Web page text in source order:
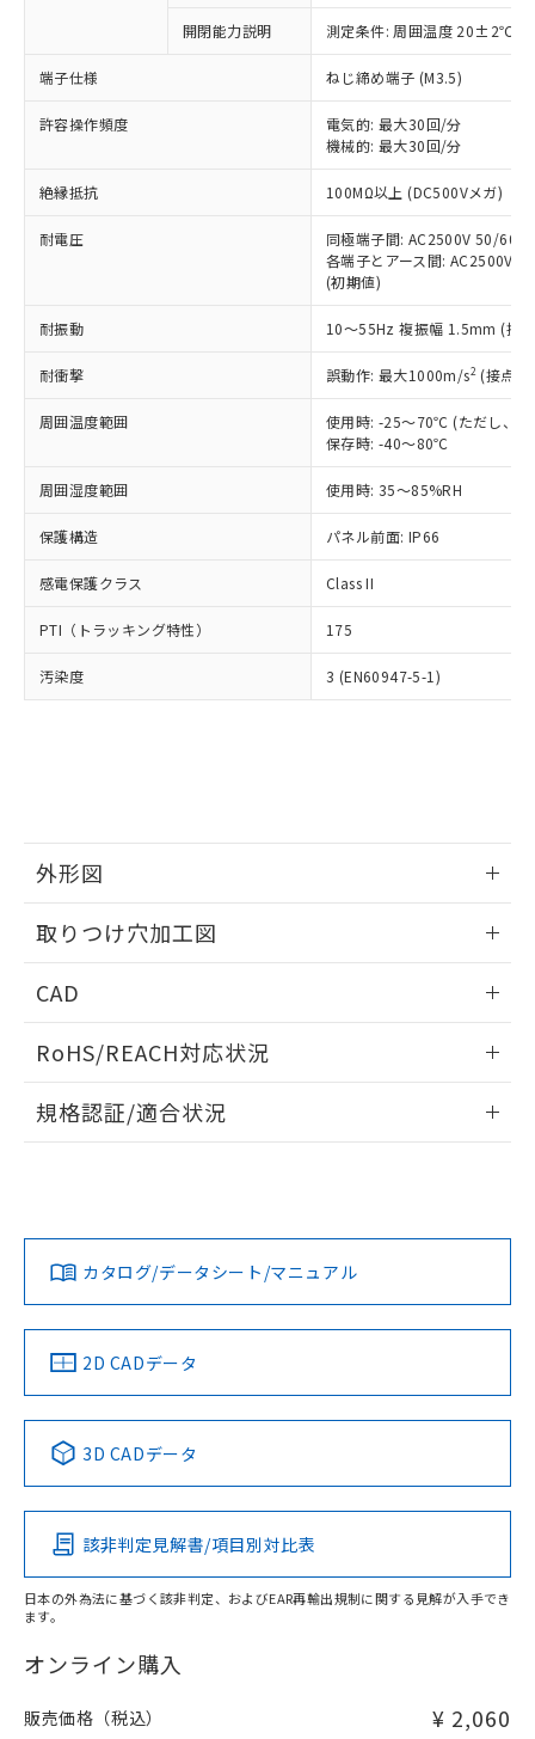
開閉能力説明 測定条件: 周囲温度 20±2℃、
端子仕様 ねじ締め端子 (M3.5)
許容操作頻度
電気的: 最大30回/分
機械的: 最大30回/分
絶縁抵抗 100MΩ以上 (DC500Vメガ)
耐電圧
同極端子間: AC2500V 50/
各端子とアース間: AC2500V
(初期値)
耐振動 10～55Hz 複振幅 1.5mm (接
耐衝撃 誤動作: 最大1000m/s2 (接点
周囲温度範囲
使用時: -25～70℃ (ただし、氷
保存時: -40～80℃
周囲湿度範囲 使用時: 35～85%RH
保護構造 パネル前面: IP66
感電保護クラス Class II
PTI（トラッキング特性） 175
汚染度 3 (EN60947-5-1)
外形図
取りつけ穴加工図
CAD
ドすることができます。
ログイン/会員登録
ダウンロードデータをご利用いただく前に、以下を必ずお読
みください。
ソフトウェアの使用条件
RoHS/REACH対応状況
EU RoHS 注意事項・凡例
対応済み
中国 RoHS 注意事項・凡例
Pb Hg Cd Cr(VI)
O
在庫等で未対応品が混在する可能性があります。
問い合わせください。
規格認証/適合状況
カタログ/データシート/マニュアル
2D CADデータ
3D CADデータ
該非判定見解書/項目別対比表
日本の外為法に基づく該非判定、およびEAR再輸出規制に関する見解が入手でき
ます。
オンライン購入
販売価格（税込） ¥ 2,060
以下の条件をお読みいただき、同意のうえ
ご利用ください。
本サービスは、当社制御機器事業取扱
商品の当社在庫状況および標準価格
当社制御機器事業取扱商品の中には、
本サービスの対象外となる商品もある
ことをご了承ください。
在庫状況および標準価格照会結果は、
記載している更新日時点での社内デー
タに基づき作成されるものであり、閲
覧された時点での実際の在庫および標
準価格とは異なる場合があることをご
正式な納期状況および標準価格はお客
様のお取引先、またはお客様担当のオ
ムロン制御機器販売店・当社販売員に
オムロン制御機器販売店や当社販売拠
販売ネットワーク
」をご確認
ください。
在庫状況および標準価格結果を当社の
事前の承諾なく第三者に漏洩または開
マイパーツ機能（部品リスト作成サー
および当社の共同利用者が、当社の製
※当社の共同利用者とは、
の共同利用に関して"
の「1.共同利
対応予定なし：EU RoHS指令（10物質）の
非含有に非対応の商品で、対応品を出す予
定はありません。
調査・確認中：EU RoHS指令（10物質）の
非含有の対応状況を調査中または確認中の
非該当品：ライセンス料など無形物で、有
害物質有無と関係のない商品です。
いたものが、含有品と判明した場合などや
むを得ず変更することがあります。
六価クロム(Cr(Ⅵ)) 1000ppm以下、ポリ臭化ビフェニル
類(PBB) 1000ppm以下、ポリ臭化ジフェニルエーテル類
(PBDE) 1000ppm以下、フタル酸ビス(2-エチルヘキシ
ル) (DEHP)(別名：DOP) 1000ppm以下、フタル酸ブチ
ルベンジル（BBP） 1000ppm以下、フタル酸ジブチル
（DBP） 1000ppm以下、フタル酸ジイソブチル
(DIBP) 1000ppm以下
フタル酸エステル類の４物質については閾値を超える意
図的な使用がないことを確認しています。
※2 対応予定月
部品在庫の切り替え状況などにより、予定
月が前後することがあります。
とができます。
EU RoHS指令（10物質）の非含有証明書
ものではありません。
また、RoHS指令のフタル酸エステル類４
物質の対応では、対応完了までの期間は出
荷製品に未対応品が混在することから備考
欄に対応日を記載しておりました。
※1 中国RoHS○×表
「○」：最大均質材料含有率が中国RoHSの
基準値以下であることを示します。
「×」：最大均質材料含有率が中国RoHSの
基準値を超えていることを示します。
「－」：未確認です。当社販売部門へお問
*中国RoHS10物質の基準値 (GB/T26572)：
Pb(鉛) :1000ppm、 Hg(水銀) : 1000ppm、 Cd(カドミウ
Cr(Ⅵ)(六価クロム) : 1000ppm、 PBBs(ポリ臭化ビフェ
ニル類) : 1000ppm、 PBDEs(ポリ臭化ジフェニルエーテ
DBP(フタル酸ジブチル) : 1000ppm、 DIBP(フタル酸ジ
イソブチル) : 1000ppm、 BBP(フタル酸ブチルベンジ
ル) : 1000ppm、
DEHP(フタル酸ビス(2-エチルヘキシル)) : 1000ppm
※2 環境保護使用期限
「ｅ」：有害物質（10物質）のすべてが基
準値以下であることを示します。
「10」：通常の使用状況下において有害物
質が外部に漏えいし、環境に深刻な影響を
当社は、これら貴社製品のうち、外国
為替および外国貿易法に定める商品
（以下｢規制貨物等」という）を輸出
または国外への提供する場合は、日本
国政府の輸出許可(または役務取引許
可)を取得するなどの必要な手続きを
当社は規制貨物を破棄する場合は、完
全に破砕するなど、違法に輸出されな
いよう必要な手段を講じます。
ル、化学兵器、生物兵器またはその他
武器並びにこれらの製造装置等に一切
使用いたしません。
当社は、貴社製品を第三者に販売する
場合は、上記1、2および3の内容を当
該第三者に通知します。また当社は、
販売先および販売に係わる関係者が違
法に輸出するおそれがある場合は、取
○ 一定数以上の在庫あり
一定数には満たないが在庫あり
在庫なし(最新の在庫状況につ
いては、お客様のお取引先、ま
たはお客様担当のオムロン制御
機器販売店・当社販売員にご確
認ください)
受注生産機種、また在庫状況の